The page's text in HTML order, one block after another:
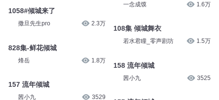
1058#倾城来了
撒旦先生pro 2.3万
828集-鲜花倾城
烽岳 1.8万
157 流年倾城
茜小九 3529
一念成馍 1.6万
108集 倾城舞衣
若水君瞳_零声剧坊 1.5万
158 流年倾城
茜小九 3525